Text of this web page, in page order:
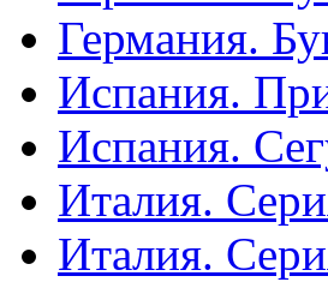
Германия.
Испания.
Испания.
Италия.
Италия.